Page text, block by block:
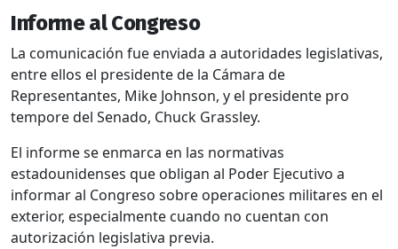
Informe al Congreso
La comunicación fue enviada a autoridades legislativas,
entre ellos el presidente de la Cámara de
Representantes, Mike Johnson, y el presidente pro
tempore del Senado, Chuck Grassley.
El informe se enmarca en las normativas
estadounidenses que obligan al Poder Ejecutivo a
informar al Congreso sobre operaciones militares en el
exterior, especialmente cuando no cuentan con
autorización legislativa previa.